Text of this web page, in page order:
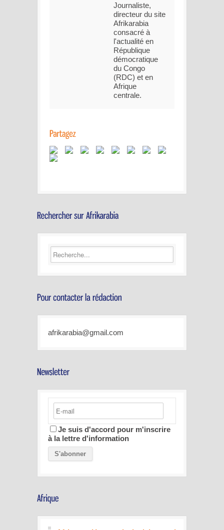
Journaliste,
directeur du site
Afrikarabia
consacré à
l'actualité en
République
démocratique
du Congo
(RDC) et en
Afrique
centrale.
afrikarabia@gmail.com
Je suis d'accord pour m'inscrire
à la lettre d'information